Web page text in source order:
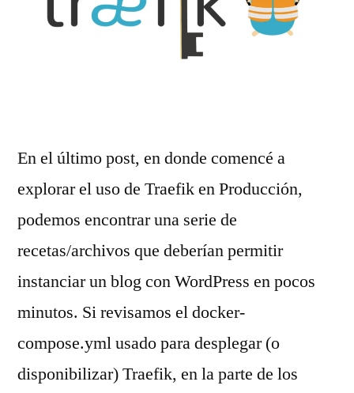
En el último post, en donde comencé a
explorar el uso de Traefik en Producción,
podemos encontrar una serie de
recetas/archivos que deberían permitir
instanciar un blog con WordPress en pocos
minutos. Si revisamos el docker-
compose.yml usado para desplegar (o
disponibilizar) Traefik, en la parte de los